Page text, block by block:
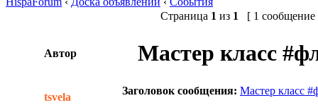
Страница 1 из 1 [ 1 сообщение
Автор Мастер класс
tsvela
Заголовок сообщения: Мастер класс